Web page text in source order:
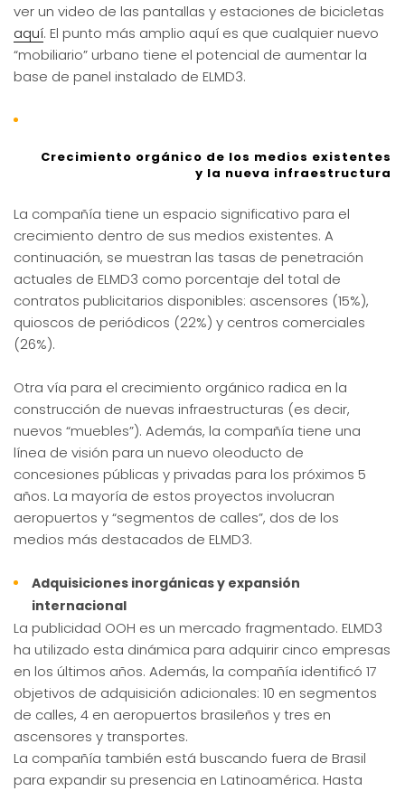
ver un video de las pantallas y estaciones de bicicletas
aquí. El punto más amplio aquí es que cualquier nuevo
“mobiliario” urbano tiene el potencial de aumentar la
base de panel instalado de ELMD3.
Crecimiento orgánico de los medios existentes
y la nueva infraestructura
La compañía tiene un espacio significativo para el
crecimiento dentro de sus medios existentes. A
continuación, se muestran las tasas de penetración
actuales de ELMD3 como porcentaje del total de
contratos publicitarios disponibles: ascensores (15%),
quioscos de periódicos (22%) y centros comerciales
(26%).
Otra vía para el crecimiento orgánico radica en la
construcción de nuevas infraestructuras (es decir,
nuevos “muebles”). Además, la compañía tiene una
línea de visión para un nuevo oleoducto de
concesiones públicas y privadas para los próximos 5
años. La mayoría de estos proyectos involucran
aeropuertos y “segmentos de calles”, dos de los
medios más destacados de ELMD3.
Adquisiciones inorgánicas y expansión
internacional
La publicidad OOH es un mercado fragmentado. ELMD3
ha utilizado esta dinámica para adquirir cinco empresas
en los últimos años. Además, la compañía identificó 17
objetivos de adquisición adicionales: 10 en segmentos
de calles, 4 en aeropuertos brasileños y tres en
ascensores y transportes.
La compañía también está buscando fuera de Brasil
para expandir su presencia en Latinoamérica. Hasta